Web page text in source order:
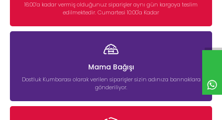
16:00’a kadar vermiş olduğunuz siparişler aynı gün kargoya teslim
edilmektedir. Cumartesi 10:00'a Kadar
Mama Bağışı
Dostluk Kumbarası olarak verilen siparişler sizin adınıza barınaklara
gönderiliyor.